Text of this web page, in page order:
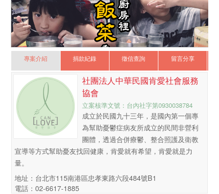
專案介紹 捐款紀錄 徵信查詢 留言分享
社團法人中華民國肯愛社會服務
協會
立案核準文號：台內社字第0930038784
成立於民國九十三年，是國內第一個專
為幫助憂鬱症病友所成立的民間非營利
團體，透過合併療鬱、整合照護及衛教
宣導等方式幫助憂友找回健康，肯愛就有希望，肯愛就是力
量。
地址：台北市115南港區忠孝東路六段484號B1
電話：02-6617-1885